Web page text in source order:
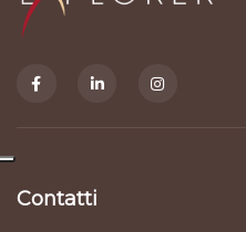
Contatti